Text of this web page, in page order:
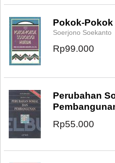
Pokok-
Soerjono Soekanto
Rp99.000
Perubahan
Rp55.000